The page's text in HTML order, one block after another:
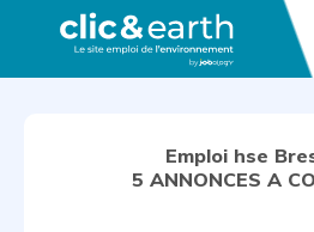
Emploi hse
5 ANNONCES A